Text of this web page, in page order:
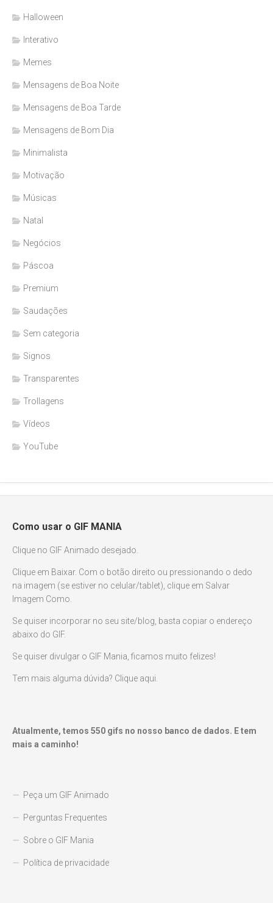
Halloween
Interativo
Memes
Mensagens de Boa Noite
Mensagens de Boa Tarde
Mensagens de Bom Dia
Minimalista
Motivação
Músicas
Natal
Negócios
Páscoa
Premium
Saudações
Sem categoria
Signos
Transparentes
Trollagens
Vídeos
YouTube
Como usar o GIF MANIA
Clique no GIF Animado desejado.
Clique em Baixar. Com o botão direito ou pressionando o dedo
na imagem (se estiver no celular/tablet), clique em Salvar
Imagem Como.
Se quiser incorporar no seu site/blog, basta copiar o endereço
abaixo do GIF.
Se quiser divulgar o GIF Mania, ficamos muito felizes!
Tem mais alguma dúvida? Clique aqui.
Atualmente, temos 550 gifs no nosso banco de dados. E tem
mais a caminho!
Peça um GIF Animado
Perguntas Frequentes
Sobre o GIF Mania
Política de privacidade